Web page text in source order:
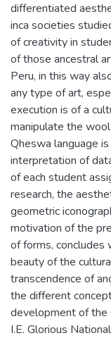
differentiated
inca societies
of creativity in
of those ancestral
Peru, in this way
any type of art,
execution is of a
manipulate the
Qheswa language
interpretation of
of each student
research, the
geometric
motivation of the
of forms, concludes
beauty of the
transcendence of
the different
development of the
I.E. Glorious